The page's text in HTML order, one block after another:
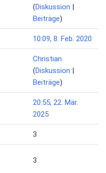
(Diskussion |
Beiträge)
10:09, 8. Feb. 2020
Christian
(Diskussion |
Beiträge)
20:55, 22. Mär.
2025
3
3